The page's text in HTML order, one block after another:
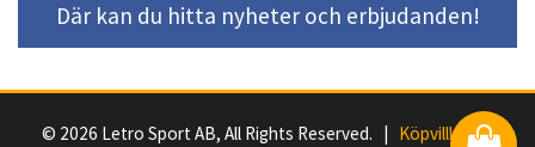
Där kan du hitta nyheter och erbjudanden!
© 2026 Letro Sport AB, All Rights Reserved. | Köpvillkor|